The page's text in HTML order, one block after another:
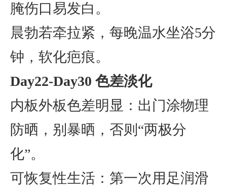
腌伤口易发白。
晨勃若牵拉紧，每晚温水坐浴5分
钟，软化疤痕。
Day22-Day30 色差淡化
内板外板色差明显：出门涂物理
防晒，别暴晒，否则“两极分
化”。
可恢复性生活：第一次用足润滑